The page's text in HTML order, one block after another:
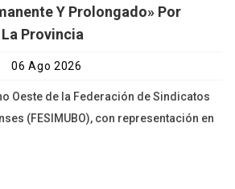
Y Prolongado» Por
Provincia
06 Ago 2026
Oeste de la Federación de Sindicatos
(FESIMUBO), con representación en